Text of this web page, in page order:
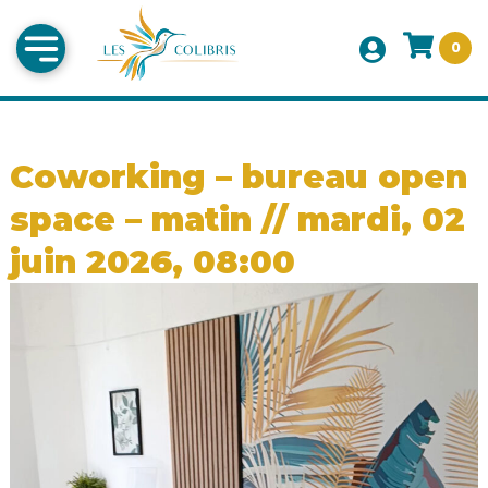
0
Coworking – bureau open
space – matin // mardi, 02
juin 2026, 08:00